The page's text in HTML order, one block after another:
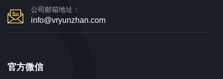
公司邮箱地址：
info@vryunzhan.com
官方微信